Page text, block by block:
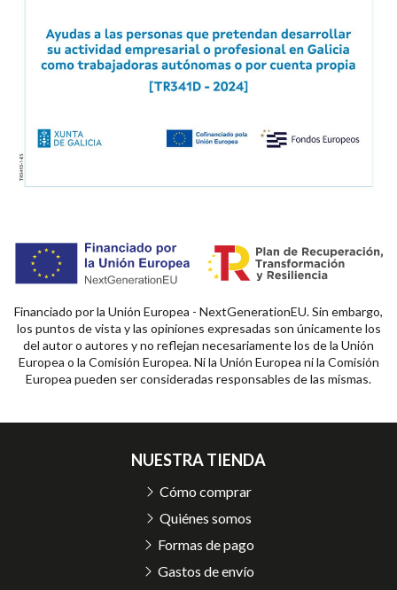
Financiado por la Unión Europea - NextGenerationEU. Sin embargo,
los puntos de vista y las opiniones expresadas son únicamente los
del autor o autores y no reflejan necesariamente los de la Unión
Europea o la Comisión Europea. Ni la Unión Europea ni la Comisión
Europea pueden ser consideradas responsables de las mismas.
NUESTRA TIENDA
Cómo comprar
Quiénes somos
Formas de pago
Gastos de envío